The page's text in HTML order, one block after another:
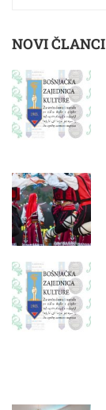
NOVI ČLANCI